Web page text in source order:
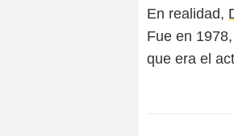
En realidad,
Fue en
que era el